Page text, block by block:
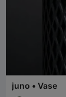
juno • Vase